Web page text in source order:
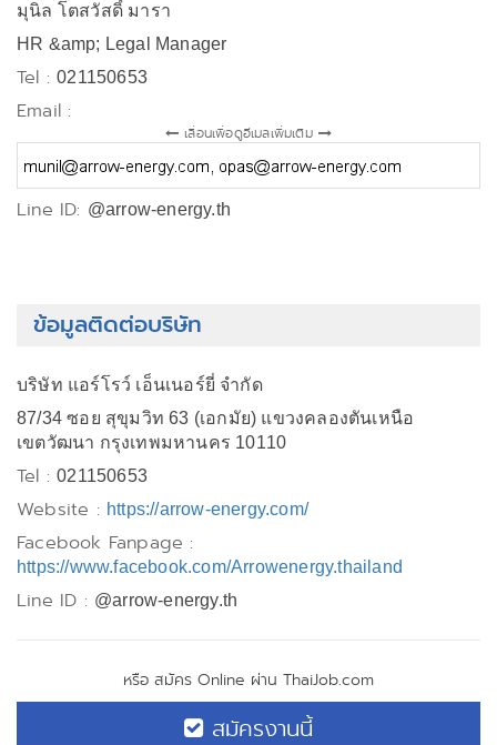
มุนิล โตสวัสดิ์ มารา
HR &amp; Legal Manager
Tel :021150653
Email :
เลื่อนเพื่อดูอีเมลเพิ่มเติม
Line ID: @arrow-energy.th
ข้อมูลติดต่อบริษัท
บริษัท แอร์โรว์ เอ็นเนอร์ยี่ จำกัด
87/34 ซอย สุขุมวิท 63 (เอกมัย) แขวงคลองตันเหนือ
เขตวัฒนา กรุงเทพมหานคร 10110
Tel :021150653
Website : https://arrow-energy.com/
Facebook Fanpage :
https://www.facebook.com/Arrowenergy.thailand
Line ID : @arrow-energy.th
หรือ สมัคร Online ผ่าน ThaiJob.com
สมัครงานนี้